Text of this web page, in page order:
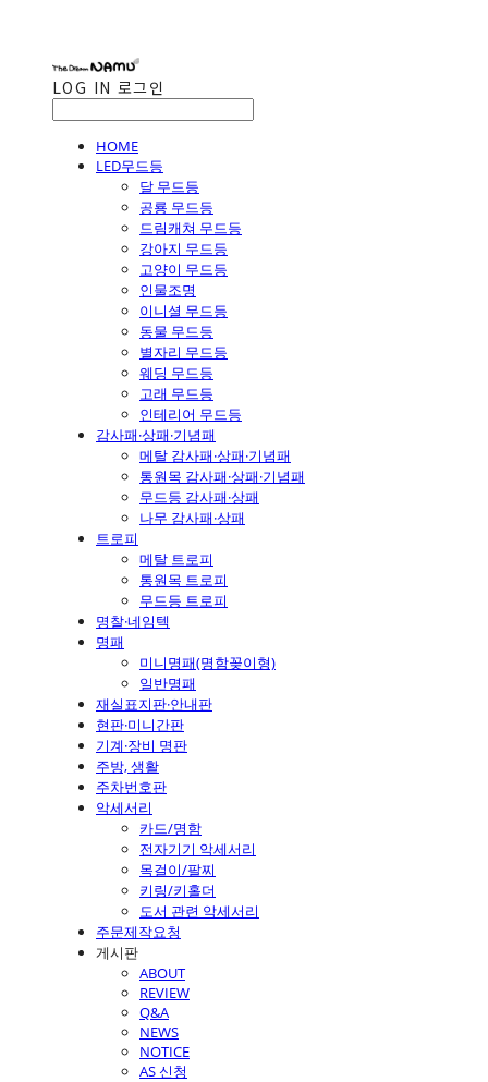
LOG IN 로그인
HOME
LED무드등
달 무드등
공룡 무드등
드림캐쳐 무드등
강아지 무드등
고양이 무드등
인물조명
이니셜 무드등
동물 무드등
별자리 무드등
웨딩 무드등
고래 무드등
인테리어 무드등
감사패·상패·기념패
메탈 감사패·상패·기념패
통원목 감사패·상패·기념패
무드등 감사패·상패
나무 감사패·상패
트로피
메탈 트로피
통원목 트로피
무드등 트로피
명찰·네임텍
명패
미니명패(명함꽂이형)
일반명패
재실표지판·안내판
현판·미니간판
기계·장비 명판
주방, 생활
주차번호판
악세서리
카드/명함
전자기기 악세서리
목걸이/팔찌
키링/키홀더
도서 관련 악세서리
주문제작요청
게시판
ABOUT
REVIEW
Q&A
NEWS
NOTICE
AS 신청